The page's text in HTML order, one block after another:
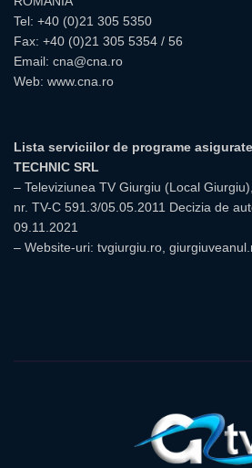
Tel: +40 (0)21 305 5350
Fax: +40 (0)21 305 5354 / 56
Email: cna@cna.ro
Web: www.cna.ro
Lista serviciilor de programe asigurate
TECHNIC SRL
– Televiziunea TV Giurgiu (Local
nr. TV-C 591.3/05.05.2011 Decizia de
09.11.2021
– Website-uri: tvgiurgiu.ro,